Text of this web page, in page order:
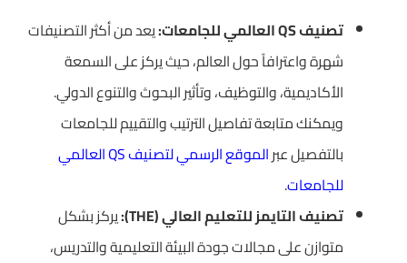
تصنيف QS العالمي للجامعات:
يعد من أكثر التصنيفات
شهرة واعترافاً حول العالم، حيث يركز على السمعة
الأكاديمية، والتوظيف، وتأثير البحوث والتنوع الدولي.
ويمكنك متابعة تفاصيل الترتيب والتقييم للجامعات
بالتفصيل عبر
الموقع الرسمي لتصنيف QS العالمي
للجامعات.
تصنيف التايمز للتعليم العالي (THE):
يركز بشكل
متوازن على مجالات جودة البيئة التعليمية والتدريس،